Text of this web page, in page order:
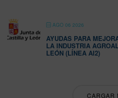
AGO 06 2026
AYUDAS PARA
LA INDUSTRIA
LEÓN (LÍNEA AI2)
CARGAR